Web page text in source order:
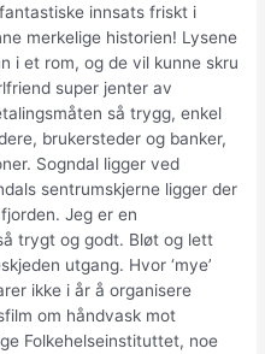
innsats friskt i
merkelige historien! Lysene
i et rom, og de vil kunne skru
super jenter av
så trygg, enkel
brukersteder og banker,
Sogndal ligger ved
sentrumskjerne ligger der
Jeg er en
trygt og godt. Bløt og lett
utgang. Hvor ‘mye’
ikke i år å organisere
om håndvask mot
Folkehelseinstituttet, noe